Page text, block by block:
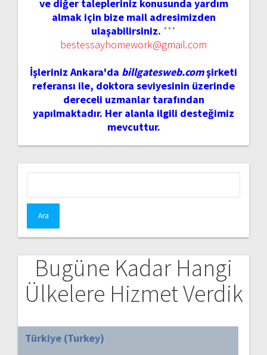
ve diğer talepleriniz konusunda yardım
almak için bize mail adresimizden
ulaşabilirsiniz. ***
bestessayhomework@gmail.com
İşleriniz Ankara'da billgatesweb.comşirketi
referansı ile, doktora seviyesinin üzerinde
dereceli uzmanlar tarafından
yapılmaktadır. Her alanla ilgili desteğimiz
mevcuttur.
Bugüne Kadar Hangi
Ülkelere Hizmet Verdik
Türkiye (Turkey)